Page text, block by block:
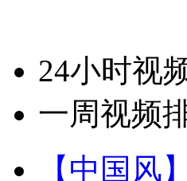
24小时视
一周视频
【中国风